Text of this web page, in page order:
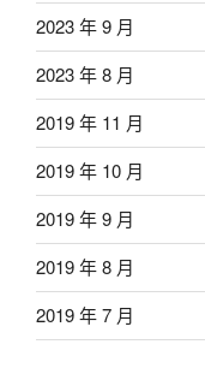
2023 年 9 月
2023 年 8 月
2019 年 11 月
2019 年 10 月
2019 年 9 月
2019 年 8 月
2019 年 7 月